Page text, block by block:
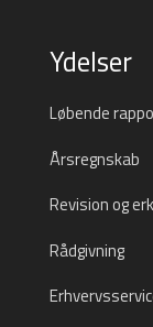
Ydelser
Løbende
Årsregnskab
Revision og
Rådgivning